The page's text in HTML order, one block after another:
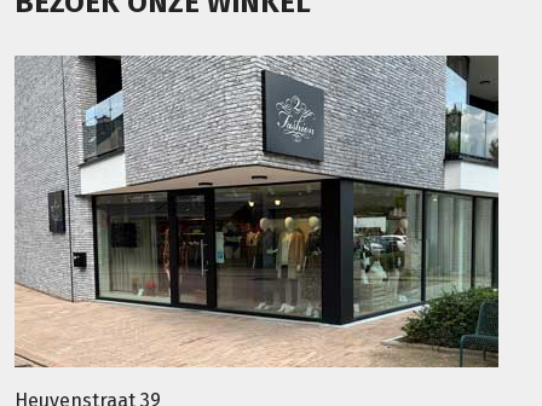
Heuvenstraat 39